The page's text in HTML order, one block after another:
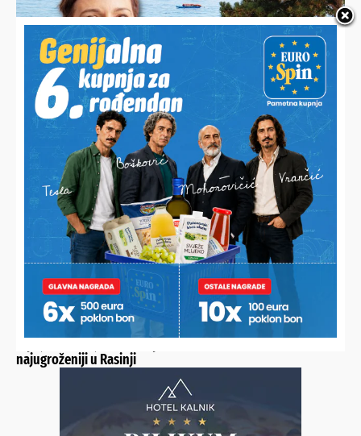
SAVJETI DR. IVANE BARDEK
Pitali smo dermatologinju kako, kada i koliko često nanositi
kremu za sunčanje pa shvatili da većina ljudi oduvijek radi
veliku grešku
PODRAVINA I PRIGORJE I DALJE GUBE STANOVNIŠTVO
najugroženiji u Rasinji